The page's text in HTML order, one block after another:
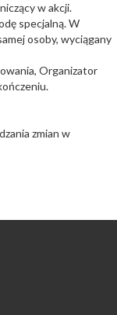
w akcji.
specjalną. W
osoby, wyciągany
Organizator
zmian w